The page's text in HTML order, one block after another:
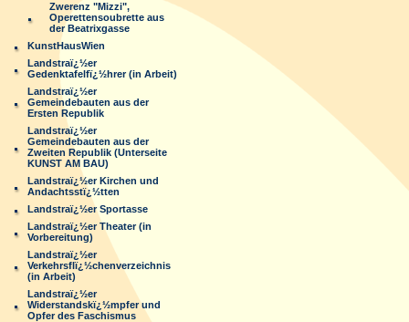
Zwerenz "Mizzi",
Operettensoubrette aus
der Beatrixgasse
KunstHausWien
Landstraï¿½er
Gedenktafelfï¿½hrer (in Arbeit)
Landstraï¿½er
Gemeindebauten aus der
Ersten Republik
Landstraï¿½er
Gemeindebauten aus der
Zweiten Republik (Unterseite
KUNST AM BAU)
Landstraï¿½er Kirchen und
Andachtsstï¿½tten
Landstraï¿½er Sportasse
Landstraï¿½er Theater (in
Vorbereitung)
Landstraï¿½er
Verkehrsflï¿½chenverzeichnis
(in Arbeit)
Landstraï¿½er
Widerstandskï¿½mpfer und
Opfer des Faschismus